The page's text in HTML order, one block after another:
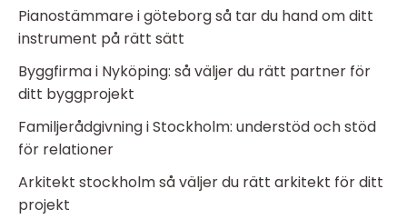
Pianostämmare i göteborg så tar du hand om ditt
instrument på rätt sätt
Byggfirma i Nyköping: så väljer du rätt partner för
ditt byggprojekt
Familjerådgivning i Stockholm: understöd och stöd
för relationer
Arkitekt stockholm så väljer du rätt arkitekt för ditt
projekt